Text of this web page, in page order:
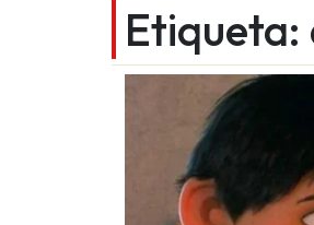
Etiqueta: